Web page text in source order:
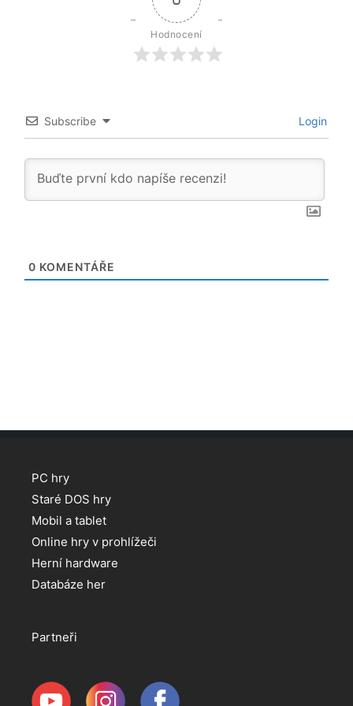
Hodnocení
Subscribe Login
0 KOMENTÁŘE
PC hry
Staré DOS hry
Mobil a tablet
Online hry v prohlížeči
Herní hardware
Databáze her
Partneři